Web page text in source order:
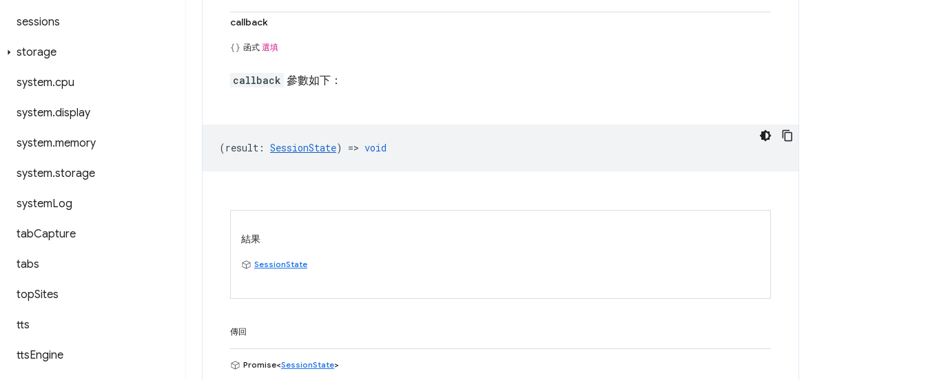
sessions
storage
system.cpu
system.display
system.memory
system.storage
systemLog
tabCapture
tabs
topSites
tts
ttsEngine
callback
函式 選填
callback 參數如下：
(result : SessionState) => void
結果
SessionState
傳回
Promise<SessionState>